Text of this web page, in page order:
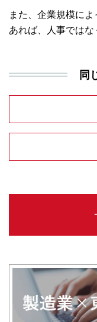
また、企業規模に
あれば、人事ではな
同